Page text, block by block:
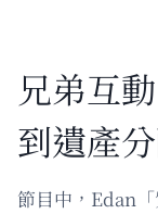
兄弟互
到遺產
節目中，Edan